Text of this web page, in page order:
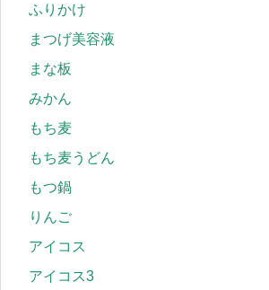
ふりかけ
まつげ美容液
まな板
みかん
もち麦
もち麦うどん
もつ鍋
りんご
アイコス
アイコス3